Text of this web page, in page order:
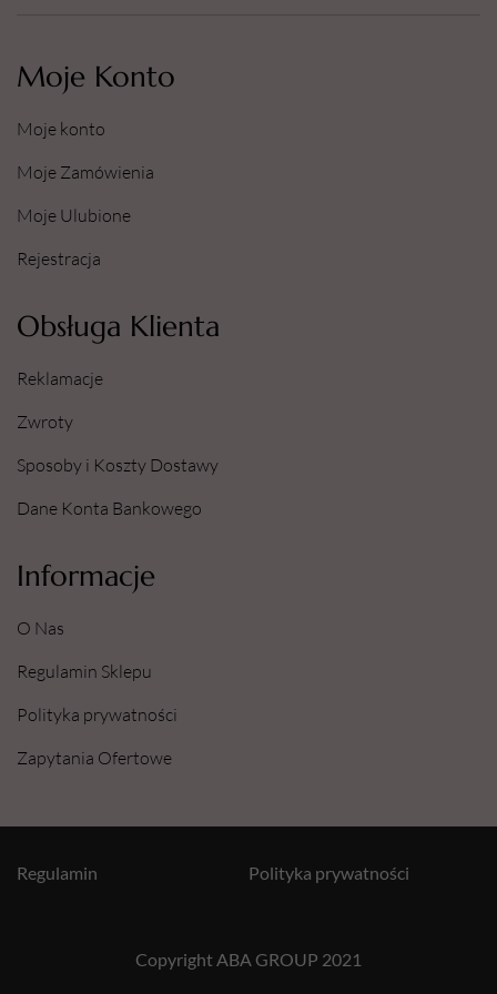
Moje Konto
Moje konto
Moje Zamówienia
Moje Ulubione
Rejestracja
Obsługa Klienta
Reklamacje
Zwroty
Sposoby i Koszty Dostawy
Dane Konta Bankowego
Informacje
O Nas
Regulamin Sklepu
Polityka prywatności
Zapytania Ofertowe
Copyright ABA GROUP 2021
Polityka prywatności
Regulamin